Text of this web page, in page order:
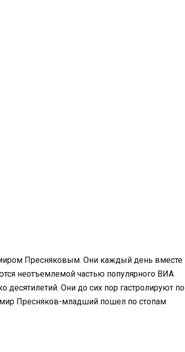
Пресняковым. Они каждый день вместе
неотъемлемой частью популярного ВИА
десятилетий. Они до сих пор гастролируют по
Пресняков-младший пошел по стопам